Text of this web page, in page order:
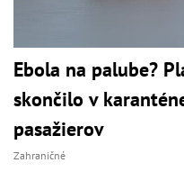
Ebola na palube?
skončilo v
pasažierov
Zahraničné